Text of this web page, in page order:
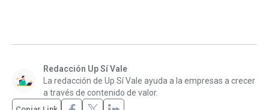
Redacción Up Sí Vale
La redacción de Up Sí Vale ayuda a la empresas a crecer
a través de contenido de valor.